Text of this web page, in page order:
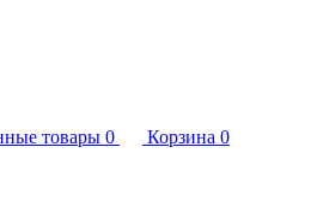
товары 0 Корзина 0